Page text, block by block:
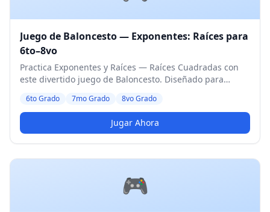
Juego de Baloncesto — Exponentes: Raíces para
6to–8vo
Practica Exponentes y Raíces — Raíces Cuadradas con
este divertido juego de Baloncesto. Diseñado para
6to Grado 7mo Grado 8vo Grado
Jugar Ahora
🎮